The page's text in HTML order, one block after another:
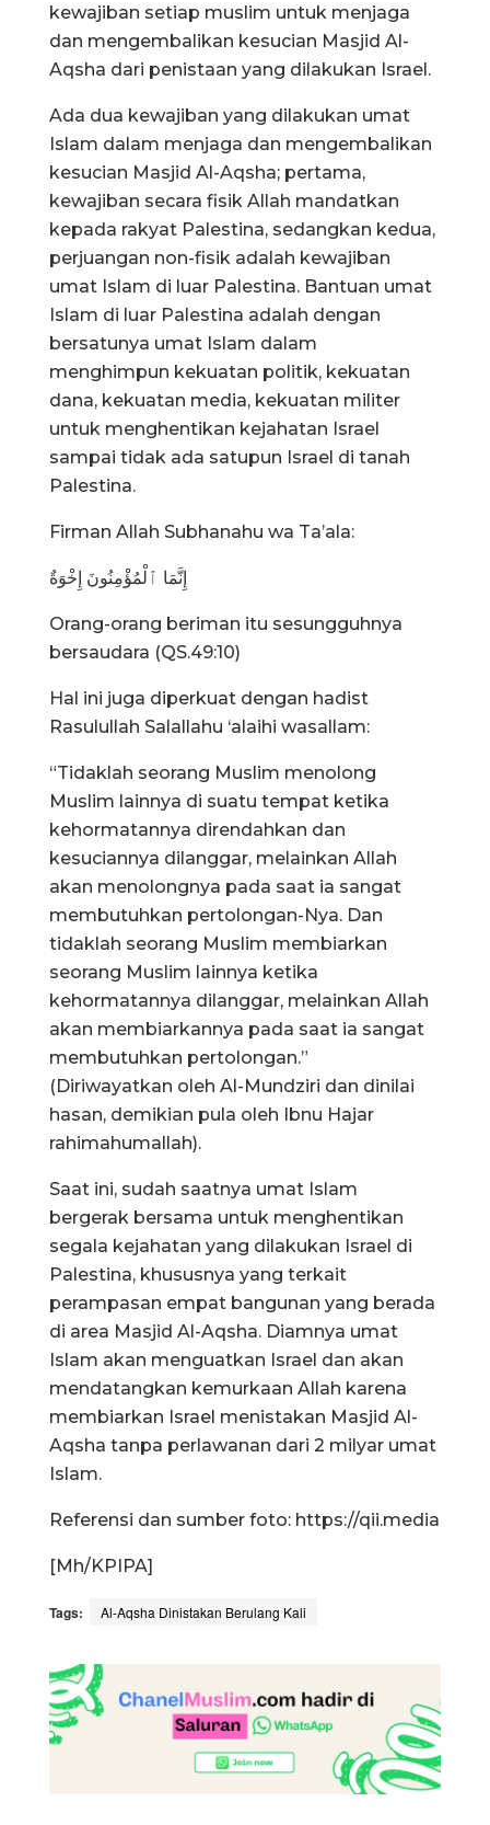
kewajiban setiap muslim untuk menjaga
dan mengembalikan kesucian Masjid Al-
Aqsha dari penistaan yang dilakukan Israel.
Ada dua kewajiban yang dilakukan umat
Islam dalam menjaga dan mengembalikan
kesucian Masjid Al-Aqsha; pertama,
kewajiban secara fisik Allah mandatkan
kepada rakyat Palestina, sedangkan kedua,
perjuangan non-fisik adalah kewajiban
umat Islam di luar Palestina. Bantuan umat
Islam di luar Palestina adalah dengan
bersatunya umat Islam dalam
menghimpun kekuatan politik, kekuatan
dana, kekuatan media, kekuatan militer
untuk menghentikan kejahatan Israel
sampai tidak ada satupun Israel di tanah
Palestina.
Firman Allah Subhanahu wa Ta’ala:
إِنَّمَا ٱلْمُؤْمِنُونَ إِخْوَةٌ
Orang-orang beriman itu sesungguhnya
bersaudara (QS.49:10)
Hal ini juga diperkuat dengan hadist
Rasulullah Salallahu ‘alaihi wasallam:
“Tidaklah seorang Muslim menolong
Muslim lainnya di suatu tempat ketika
kehormatannya direndahkan dan
kesuciannya dilanggar, melainkan Allah
akan menolongnya pada saat ia sangat
membutuhkan pertolongan-Nya. Dan
tidaklah seorang Muslim membiarkan
seorang Muslim lainnya ketika
kehormatannya dilanggar, melainkan Allah
akan membiarkannya pada saat ia sangat
membutuhkan pertolongan.”
(Diriwayatkan oleh Al-Mundziri dan dinilai
hasan, demikian pula oleh Ibnu Hajar
rahimahumallah).
Saat ini, sudah saatnya umat Islam
bergerak bersama untuk menghentikan
segala kejahatan yang dilakukan Israel di
Palestina, khususnya yang terkait
perampasan empat bangunan yang berada
di area Masjid Al-Aqsha. Diamnya umat
Islam akan menguatkan Israel dan akan
mendatangkan kemurkaan Allah karena
membiarkan Israel menistakan Masjid Al-
Aqsha tanpa perlawanan dari 2 milyar umat
Islam.
Referensi dan sumber foto: https://qii.media
[Mh/KPIPA]
Tags: Al-Aqsha Dinistakan Berulang Kali